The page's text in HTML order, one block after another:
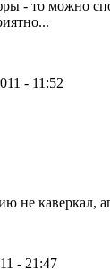
- то можно
- 11:52
не каверкал,
- 21:47